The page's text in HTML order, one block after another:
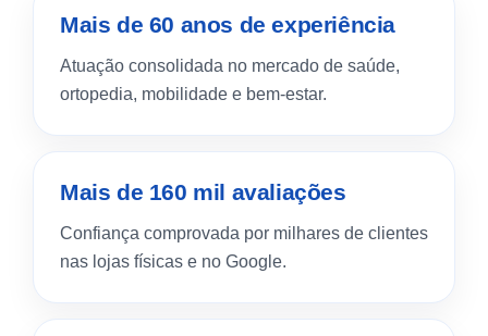
Mais de 60 anos de experiência
Atuação consolidada no mercado de saúde,
ortopedia, mobilidade e bem-estar.
Mais de 160 mil avaliações
Confiança comprovada por milhares de clientes
nas lojas físicas e no Google.